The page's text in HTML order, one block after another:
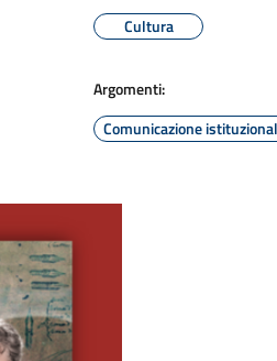
Cultura
Argomenti:
Comunicazione